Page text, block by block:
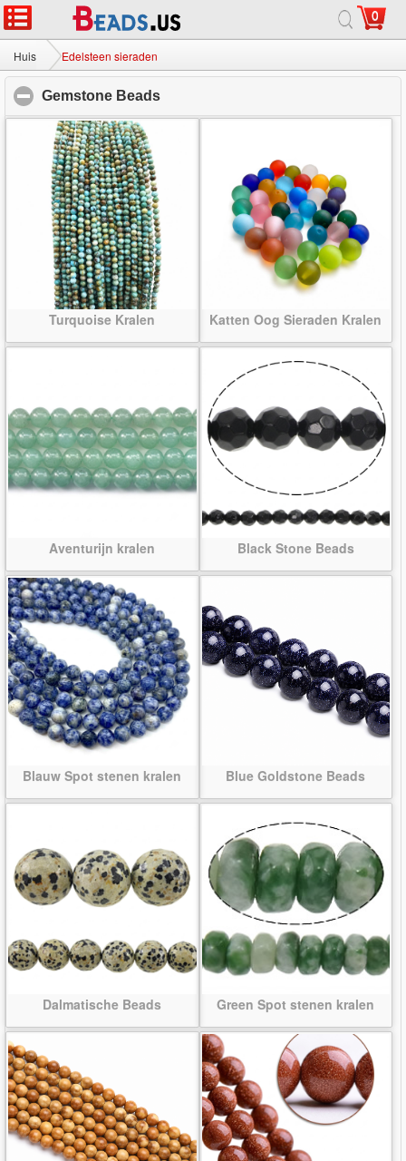
0
Huis Edelsteen sieraden
Gemstone Beads
Turquoise Kralen Katten Oog Sieraden Kralen
Aventurijn kralen Black Stone Beads
Blauw Spot stenen kralen Blue Goldstone Beads
Dalmatische Beads Green Spot stenen kralen
Huis|Over| Neem contact met ons op Volledige Site
© 2026 Melkweg sieraden Ltd. Alle rechten voorbehouden.